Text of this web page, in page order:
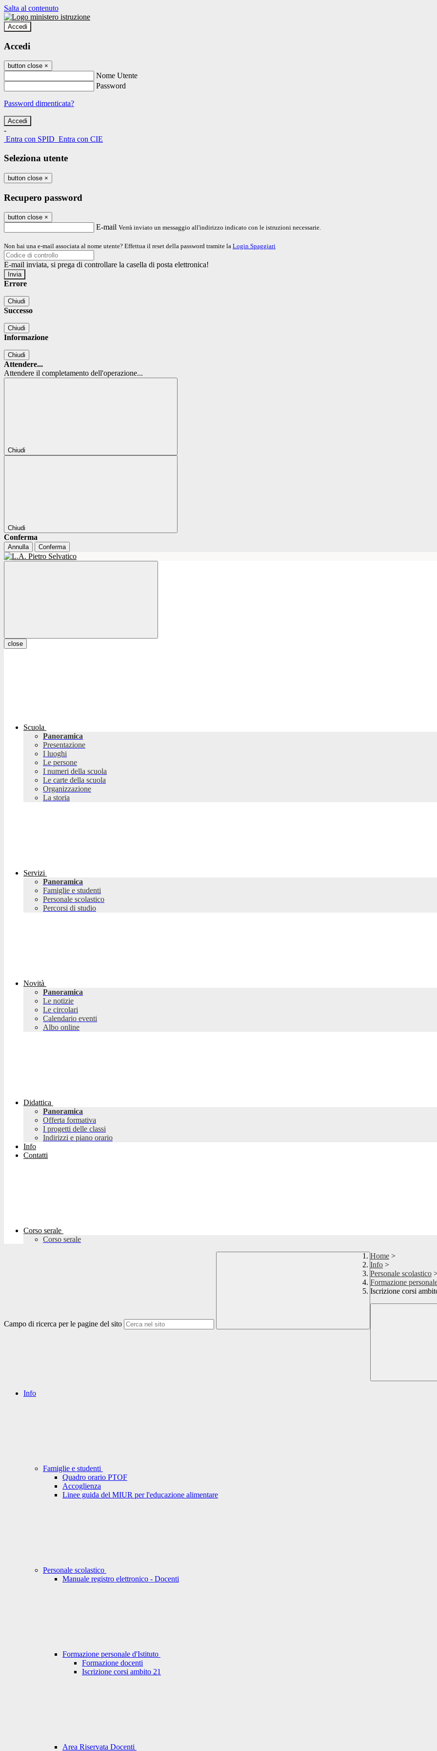
Salta al contenuto
Accedi
Accedi
button close ×
Nome Utente
Password
Password dimenticata?
-
Entra con SPID Entra con CIE
Seleziona utente
button close ×
Recupero password
button close ×
E-mail Verrà inviato un messaggio all'indirizzo indicato con le istruzioni necessarie.
Non hai una e-mail associata al nome utente? Effettua il reset della password tramite la Login Spaggiari
E-mail inviata, si prega di controllare la casella di posta elettronica!
Errore
Chiudi
Successo
Chiudi
Informazione
Chiudi
Attendere...
Attendere il completamento dell'operazione...
Chiudi
Chiudi
Conferma
Annulla Conferma
close
Scuola
Panoramica
Presentazione
I luoghi
Le persone
I numeri della scuola
Le carte della scuola
Organizzazione
La storia
Servizi
Panoramica
Famiglie e studenti
Personale scolastico
Percorsi di studio
Novità
Panoramica
Le notizie
Le circolari
Calendario eventi
Albo online
Didattica
Panoramica
Offerta formativa
I progetti delle classi
Indirizzi e piano orario
Info
Contatti
Corso serale
Corso serale
Campo di ricerca per le pagine del sito
Home >
Info >
Personale scolastico
Formazione
Iscrizione corsi
Info
Famiglie e studenti
Quadro orario PTOF
Accoglienza
Linee guida del MIUR per l'educazione alimentare
Personale scolastico
Manuale registro elettronico - Docenti
Formazione personale d'Istituto
Formazione docenti
Iscrizione corsi ambito 21
Area Riservata Docenti